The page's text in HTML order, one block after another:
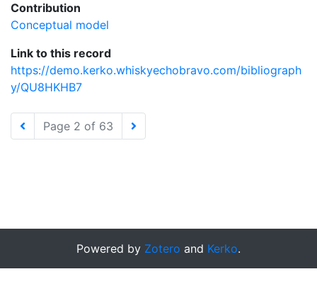
Contribution
Conceptual model
Link to this record
https://demo.kerko.whiskyechobravo.com/bibliograph
y/QU8HKHB7
Page 2 of 63
Powered by Zotero and Kerko.